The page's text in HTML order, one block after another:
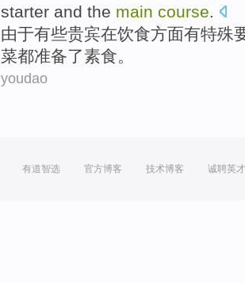
starter and the main course.
由于有些贵宾在饮食方面有特殊
菜都准备了素食。
youdao
有道智选 官方博客 技术博客 诚聘英才